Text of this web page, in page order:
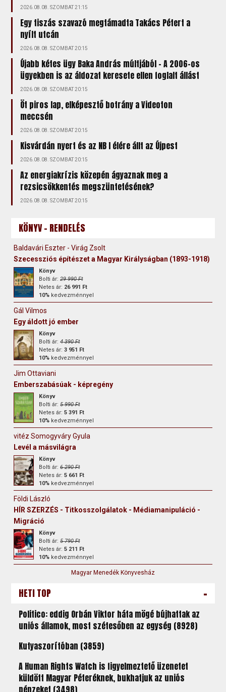
2026.08.08. SZOMBAT 21:15
Egy tiszás szavazó megtámadta Takács Pétert a
nyílt utcán
2026.08.08. SZOMBAT 20:15
Újabb kétes ügy Baka András múltjából – A 2006-os
ügyekben is az áldozat keresete ellen foglalt állást
2026.08.08. SZOMBAT 20:15
Öt piros lap, elképesztő botrány a Videoton
meccsén
2026.08.08. SZOMBAT 20:15
Kisvárdán nyert és az NB I élére állt az Újpest
2026.08.08. SZOMBAT 20:15
Az energiakrízis közepén ágyaznak meg a
rezsicsökkentés megszüntetésének?
2026.08.08. SZOMBAT 20:15
KÖNYV - RENDELÉS
Baldavári Eszter - Virág Zsolt
Szecessziós építészet a Magyar Királyságban (1893-1918)
Könyv
Bolti ár:29 990 Ft
Netes ár: 26 991 Ft
10% kedvezménnyel
Gál Vilmos
Egy áldott jó ember
Könyv
Bolti ár:4 390 Ft
Netes ár:3 951 Ft
10% kedvezménnyel
Jim Ottaviani
Emberszabásúak - képregény
Könyv
Bolti ár:5 990 Ft
Netes ár:5 391 Ft
10% kedvezménnyel
vitéz Somogyváry Gyula
Levél a másvilágra
Könyv
Bolti ár:6 290 Ft
Netes ár:5 661 Ft
10% kedvezménnyel
Földi László
HÍR SZERZÉS - Titkosszolgálatok - Médiamanipuláció -
Migráció
Könyv
Bolti ár:5 790 Ft
Netes ár:5 211 Ft
10% kedvezménnyel
Magyar Menedék Könyvesház
HETI TOP -
Politico: eddig Orbán Viktor háta mögé bújhattak az
uniós államok, most szétesőben az egység (8928)
Kutyaszorítóban (3859)
A Human Rights Watch is figyelmeztető üzenetet
küldött Magyar Péteréknek, bukhatjuk az uniós
pénzeket (3498)